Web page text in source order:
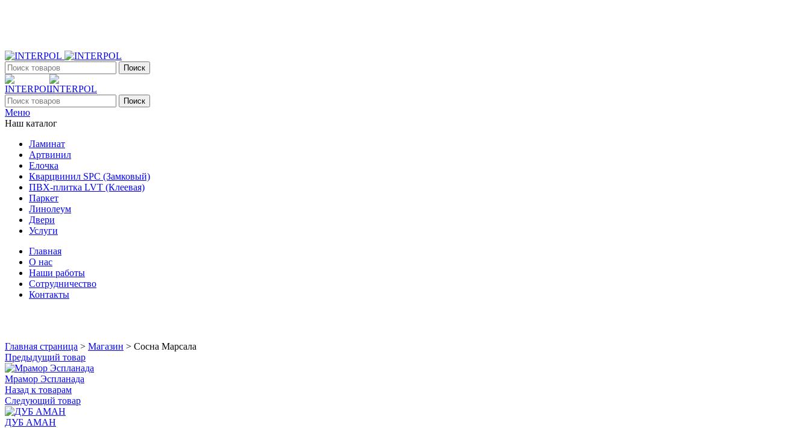
Поиск
Поиск
Меню
Наш каталог
Ламинат
Артвинил
Елочка
Кварцвинил SPC (Замковый)
ПВХ-плитка LVT (Клеевая)
Паркет
Линолеум
Двери
Услуги
Главная
О нас
Наши работы
Сотрудничество
Контакты
Главная страница > Магазин > Сосна Марсала
Предыдущий товар
Мрамор Эспланада
Назад к товарам
Следующий товар
ДУБ АМАН